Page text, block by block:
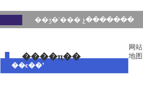
��ʒ�ʹ��� չ�������
����ҵ��
��ϵ��ʽ
网站
地图